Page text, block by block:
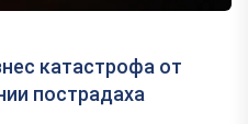
катастрофа от
пострадаха